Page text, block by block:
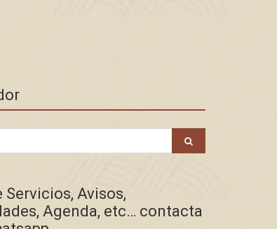
Servicios, Avisos,
Agenda, etc… contacta